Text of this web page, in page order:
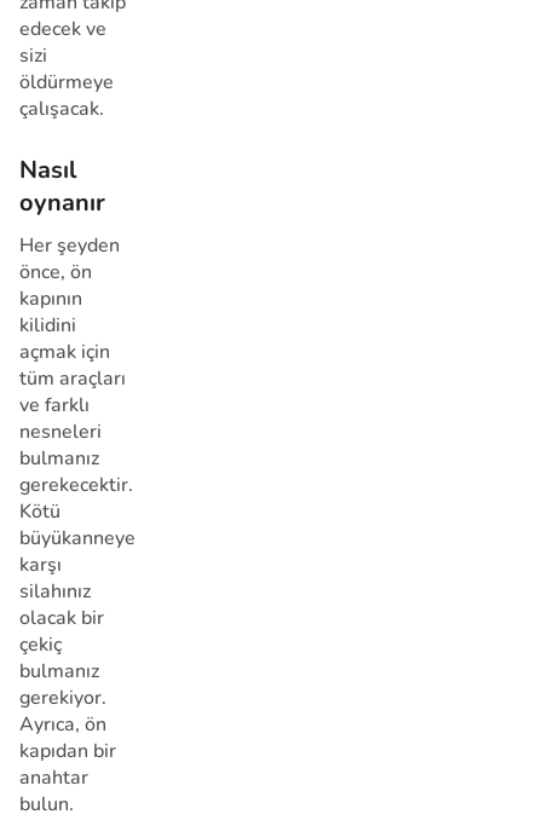
edecek ve
sizi
öldürmeye
çalışacak.
Nasıl
oynanır
Her şeyden
önce, ön
kapının
kilidini
açmak için
tüm araçları
ve farklı
nesneleri
bulmanız
gerekecektir.
Kötü
büyükanneye
karşı
silahınız
olacak bir
çekiç
bulmanız
gerekiyor.
Ayrıca, ön
kapıdan bir
anahtar
bulun.